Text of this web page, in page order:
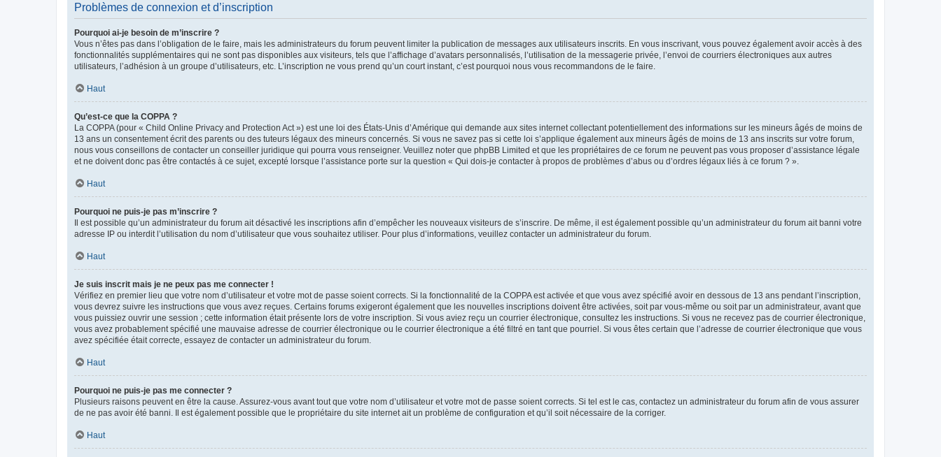
Problèmes de connexion et d’inscription
Pourquoi ai-je besoin de m’inscrire ?
Vous n’êtes pas dans l’obligation de le faire, mais les administrateurs du forum peuvent limiter la publication de messages aux utilisateurs inscrits. En vous inscrivant, vous pouvez également avoir accès à des
fonctionnalités supplémentaires qui ne sont pas disponibles aux visiteurs, tels que l’affichage d’avatars personnalisés, l’utilisation de la messagerie privée, l’envoi de courriers électroniques aux autres
utilisateurs, l’adhésion à un groupe d’utilisateurs, etc. L’inscription ne vous prend qu’un court instant, c’est pourquoi nous vous recommandons de le faire.
Haut
Qu’est-ce que la COPPA ?
La COPPA (pour « Child Online Privacy and Protection Act ») est une loi des États-Unis d’Amérique qui demande aux sites internet collectant potentiellement des informations sur les mineurs âgés de moins de
13 ans un consentement écrit des parents ou des tuteurs légaux des mineurs concernés. Si vous ne savez pas si cette loi s’applique également aux mineurs âgés de moins de 13 ans inscrits sur votre forum,
nous vous conseillons de contacter un conseiller juridique qui pourra vous renseigner. Veuillez noter que phpBB Limited et que les propriétaires de ce forum ne peuvent pas vous proposer d’assistance légale
et ne doivent donc pas être contactés à ce sujet, excepté lorsque l’assistance porte sur la question « Qui dois-je contacter à propos de problèmes d’abus ou d’ordres légaux liés à ce forum ? ».
Haut
Pourquoi ne puis-je pas m’inscrire ?
Il est possible qu’un administrateur du forum ait désactivé les inscriptions afin d’empêcher les nouveaux visiteurs de s’inscrire. De même, il est également possible qu’un administrateur du forum ait banni votre
adresse IP ou interdit l’utilisation du nom d’utilisateur que vous souhaitez utiliser. Pour plus d’informations, veuillez contacter un administrateur du forum.
Haut
Je suis inscrit mais je ne peux pas me connecter !
Vérifiez en premier lieu que votre nom d’utilisateur et votre mot de passe soient corrects. Si la fonctionnalité de la COPPA est activée et que vous avez spécifié avoir en dessous de 13 ans pendant l’inscription,
vous devrez suivre les instructions que vous avez reçues. Certains forums exigeront également que les nouvelles inscriptions doivent être activées, soit par vous-même ou soit par un administrateur, avant que
vous puissiez ouvrir une session ; cette information était présente lors de votre inscription. Si vous aviez reçu un courrier électronique, consultez les instructions. Si vous ne recevez pas de courrier électronique,
vous avez probablement spécifié une mauvaise adresse de courrier électronique ou le courrier électronique a été filtré en tant que pourriel. Si vous êtes certain que l’adresse de courrier électronique que vous
avez spécifiée était correcte, essayez de contacter un administrateur du forum.
Haut
Pourquoi ne puis-je pas me connecter ?
Plusieurs raisons peuvent en être la cause. Assurez-vous avant tout que votre nom d’utilisateur et votre mot de passe soient corrects. Si tel est le cas, contactez un administrateur du forum afin de vous assurer
de ne pas avoir été banni. Il est également possible que le propriétaire du site internet ait un problème de configuration et qu’il soit nécessaire de la corriger.
Haut